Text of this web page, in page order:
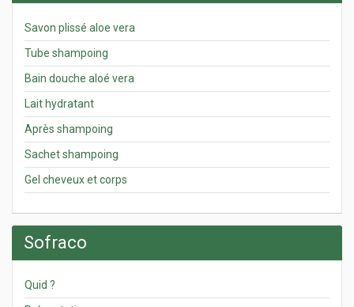
Savon plissé aloe vera
Tube shampoing
Bain douche aloé vera
Lait hydratant
Après shampoing
Sachet shampoing
Gel cheveux et corps
Sofraco
Quid ?